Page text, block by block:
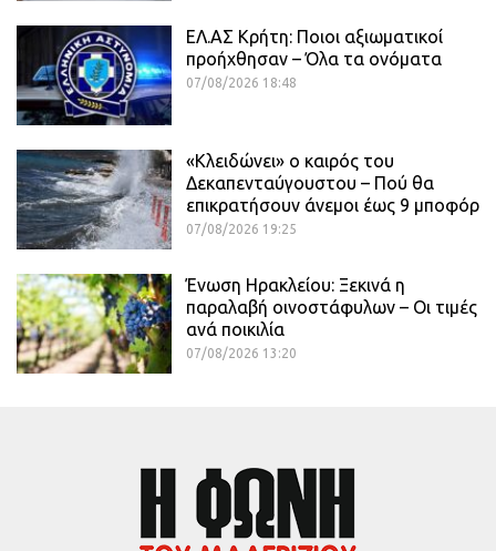
ΕΛ.ΑΣ Κρήτη: Ποιοι αξιωματικοί
προήχθησαν – Όλα τα ονόματα
07/08/2026 18:48
«Κλειδώνει» ο καιρός του
Δεκαπενταύγουστου – Πού θα
επικρατήσουν άνεμοι έως 9 μποφόρ
07/08/2026 19:25
Ένωση Ηρακλείου: Ξεκινά η
παραλαβή οινοστάφυλων – Οι τιμές
ανά ποικιλία
07/08/2026 13:20